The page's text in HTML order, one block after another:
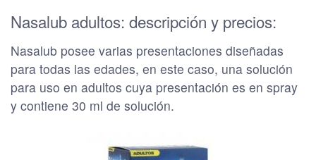
Nasalub adultos: descripción y precios:
Nasalub posee varias presentaciones diseñadas
para todas las edades, en este caso, una solución
para uso en adultos cuya presentación es en spray
y contiene 30 ml de solución.